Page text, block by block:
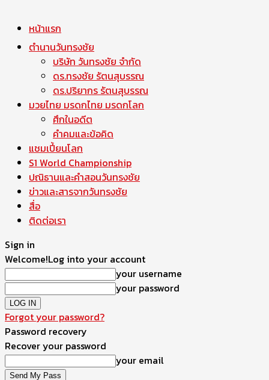
หน้าแรก
ตำนานวันทรงชัย
บริษัท วันทรงชัย จำกัด
ดร.ทรงชัย รัตนสุบรรณ
ดร.ปริยากร รัตนสุบรรณ
มวยไทย มรดกไทย มรดกโลก
ศึกในอดีต
คำคมและข้อคิด
แชมเปี้ยนโลก
S1 World Championship
ปณิธานและคำสอนวันทรงชัย
ข่าวและสารจากวันทรงชัย
สื่อ
ติดต่อเรา
Sign in
Welcome!Log into your account
your username
your password
Forgot your password?
Password recovery
Recover your password
your email